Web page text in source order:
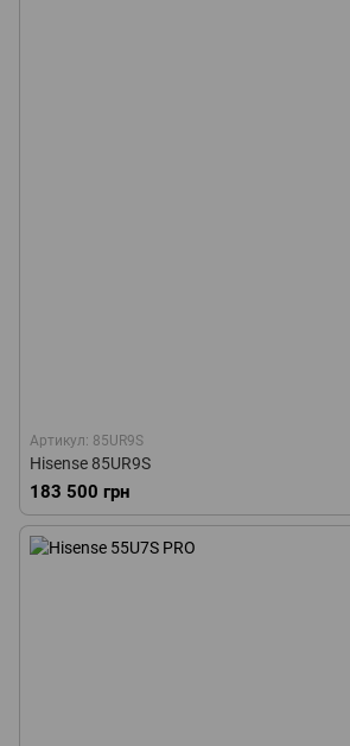
Артикул: 85UR9S
Hisense 85UR9S
183 500 грн